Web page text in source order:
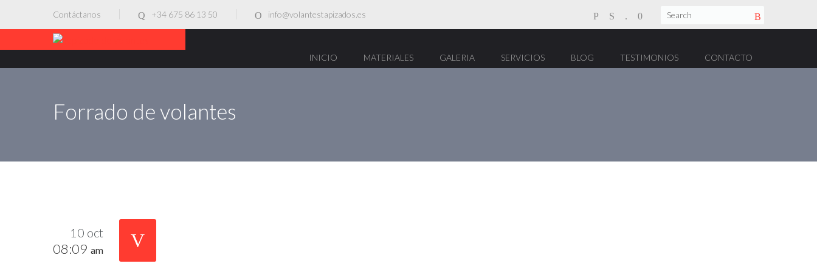
Contáctanos +34 675 86 13 50 info@volantestapizados.es
INICIO MATERIALES GALERIA SERVICIOS BLOG TESTIMONIOS CONTACTO
Forrado de volantes
10 oct
08:09 am